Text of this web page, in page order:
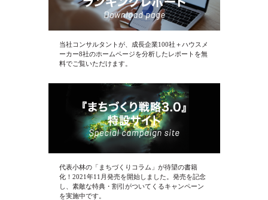
当社コンサルタントが、成長企業100社＋ハウスメ
ーカー8社のホームページを分析したレポートを無
料でご覧いただけます。
代表小林の「まちづくりコラム」が待望の書籍
化！2021年11月発売を開始しました。発売を記念
し、素敵な特典・割引がついてくるキャンペーン
を実施中です。